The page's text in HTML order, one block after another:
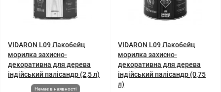
VIDARON L09 Лакобейц
морилка захисно-
декоративна для дерева
індійський палісандр (2,5 л)
Немає в наявності
VIDARON L09 Лакобейц
морилка захисно-
декоративна для дерева
індійський палісандр (0,75
л)